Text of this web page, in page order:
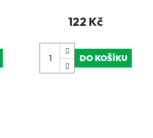
122 Kč
DO KOŠÍKU